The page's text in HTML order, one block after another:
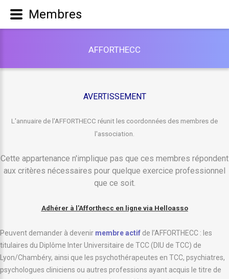
AFFORTHECC
AVERTISSEMENT
L'annuaire de l'AFFORTHECC réunit les coordonnées des membres de
l'association.
Cette appartenance n'implique pas que ces membres répondent
aux critères nécessaires pour quelque exercice professionnel
que ce soit.
Adhérer à l'Afforthecc en ligne via Helloasso
Peuvent demander à devenir membre actif de l’AFFORTHECC : les
titulaires du Diplôme Inter Universitaire de TCC (DIU de TCC) de
Lyon/Chambéry, ainsi que les psychothérapeutes en TCC, psychiatres,
psychologues cliniciens ou autres professions ayant acquis le titre de
Membres